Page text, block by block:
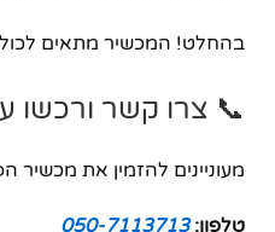
בהחלט! המכשיר מתאים
📞 צרו קשר ורכשו
מעוניינים להזמין את מכשיר הפולסים לרגליים
טלפון: 050-7113713